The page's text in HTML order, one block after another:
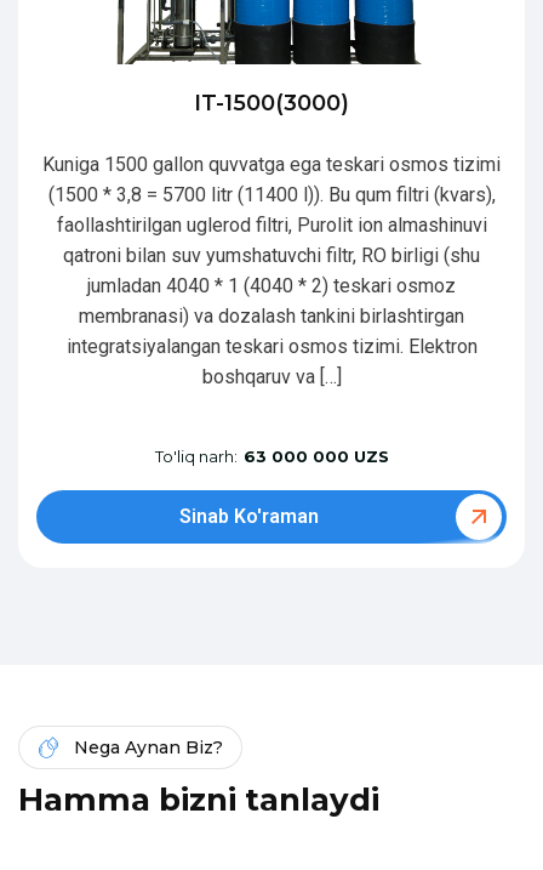
IT-1500(3000)
Kuniga 1500 gallon quvvatga ega teskari osmos tizimi
(1500 * 3,8 = 5700 litr (11400 l)). Bu qum filtri (kvars),
faollashtirilgan uglerod filtri, Purolit ion almashinuvi
qatroni bilan suv yumshatuvchi filtr, RO birligi (shu
jumladan 4040 * 1 (4040 * 2) teskari osmoz
membranasi) va dozalash tankini birlashtirgan
integratsiyalangan teskari osmos tizimi. Elektron
boshqaruv va […]
To'liq narh: 63 000 000 UZS
Sinab Ko'raman
Nega Aynan Biz?
Hamma bizni tanlaydi